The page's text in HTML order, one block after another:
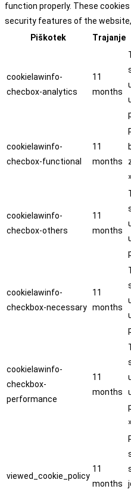
function properly. These
security features of the website,
Piškotek
Trajanje
cookielawinfo-
checbox-analytics
11
months
cookielawinfo-
checbox-functional
11
months
cookielawinfo-
checbox-others
11
months
cookielawinfo-
checkbox-necessary
11
months
cookielawinfo-
checkbox-
performance
11
months
viewed_cookie_policy
11
months